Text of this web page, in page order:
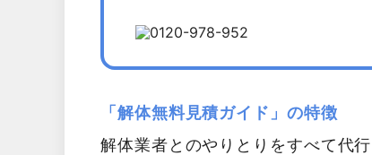
「解体無料見積ガイド」の特徴
解体業者とのやりとりをすべて代行